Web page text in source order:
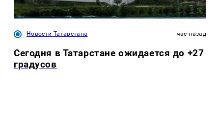
Новости Татарстана час назад
Сегодня в Татарстане ожидается до +27
градусов